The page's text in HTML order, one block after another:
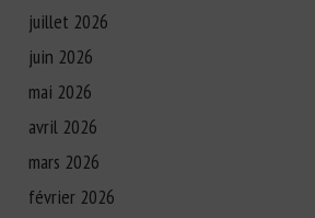
juillet 2026
juin 2026
mai 2026
avril 2026
mars 2026
février 2026